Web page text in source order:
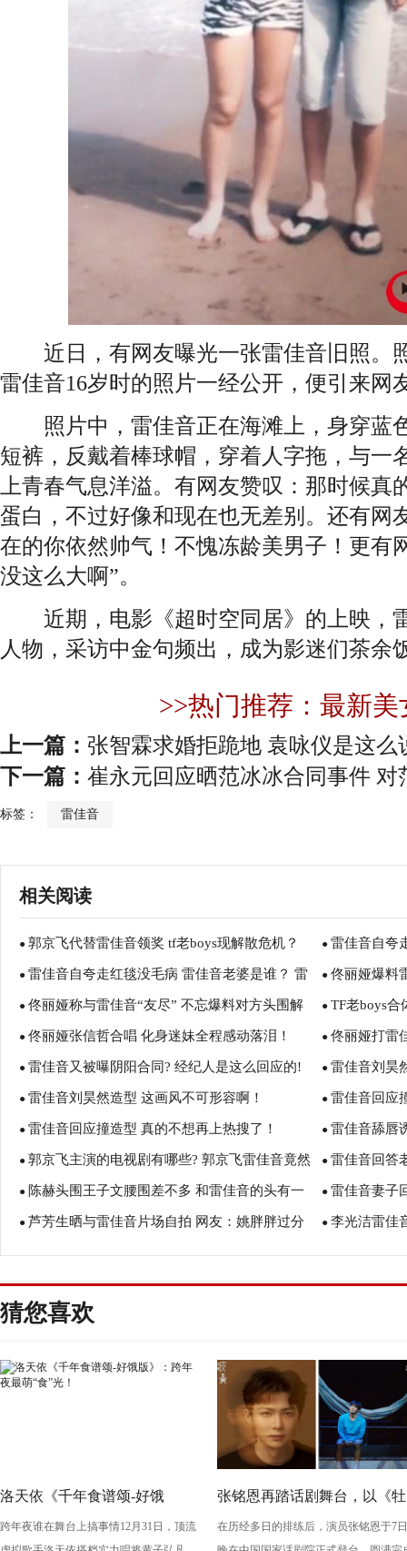
近日，有网友曝光一张雷佳音旧照。
雷佳音16岁时的照片一经公开，便引来网
照片中，雷佳音正在海滩上，身穿蓝
短裤，反戴着棒球帽，穿着人字拖，与一
上青春气息洋溢。有网友赞叹：那时候真
蛋白，不过好像和现在也无差别。还有网
在的你依然帅气！不愧冻龄美男子！更有
没这么大啊”。
近期，电影《超时空同居》的上映，
人物，采访中金句频出，成为影迷们茶余
>>热门推荐：最新美
上一篇： 张智霖求婚拒跪地 袁咏仪是这么
下一篇： 崔永元回应晒范冰冰合同事件
标签： 雷佳音
相关阅读
● 郭京飞代替雷佳音领奖 tf老boys现解散危机？ ● 雷佳音自夸
槽
● 雷佳音自夸走红毯没毛病 雷佳音老婆是谁？ 雷
佳音演过的电视剧有哪些？
● 佟丽娅爆料
丽娅的腰还粗
● 佟丽娅称与雷佳音“友尽” 不忘爆料对方头围解
气
● TF老boys合
● 佟丽娅张信哲合唱 化身迷妹全程感动落泪！ ● 佟丽娅打雷
真的好吗？
● 雷佳音又被曝阴阳合同? 经纪人是这么回应的! ● 雷佳音刘昊
● 雷佳音刘昊然造型 这画风不可形容啊！ ● 雷佳音回应
● 雷佳音回应撞造型 真的不想再上热搜了！ ● 雷佳音舔唇
● 郭京飞主演的电视剧有哪些? 郭京飞雷佳音竟然
是这样的关系！
● 雷佳音回答
一男的！
● 陈赫头围王子文腰围差不多 和雷佳音的头有一
拼！
● 雷佳音妻子
● 芦芳生晒与雷佳音片场自拍 网友：姚胖胖过分
可爱！
● 李光洁雷佳
塑料兄弟情！
猜您喜欢
洛天依《千年食谱颂-好饿
版》：跨年夜最萌“食”光！
跨年夜谁在舞台上搞事情12月31日，顶流
张铭恩再踏话剧舞台，以《牡
丹亭上三生路》续写古典深
在历经多日的排练后，演员张铭恩于7日